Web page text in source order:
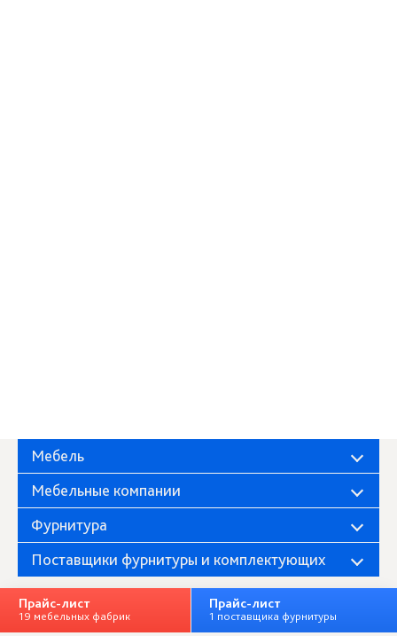
Мебель
Мебельные компании
Фурнитура
Поставщики фурнитуры и комплектующих
Прайс-лист
19 мебельных фабрик
Прайс-лист
1 поставщика фурнитуры